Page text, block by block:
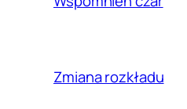
Zmiana rozkładu